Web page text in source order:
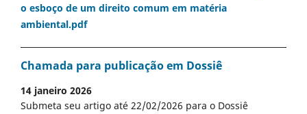
o esboço de um direito comum em matéria
ambiental.pdf
Chamada para publicação em Dossiê
14 janeiro 2026
Submeta seu artigo até 22/02/2026 para o Dossiê